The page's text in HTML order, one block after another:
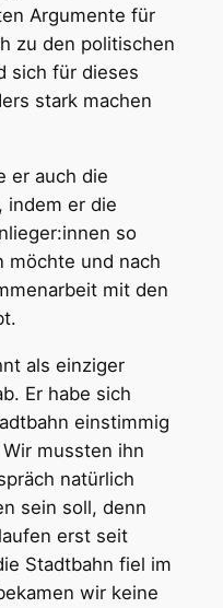
Argumente für
zu den politischen
sich für dieses
stark machen
er auch die
indem er die
so
möchte und nach
mit den
als einziger
Er habe sich
einstimmig
mussten ihn
natürlich
sein soll, denn
erst seit
Stadtbahn fiel im
wir keine